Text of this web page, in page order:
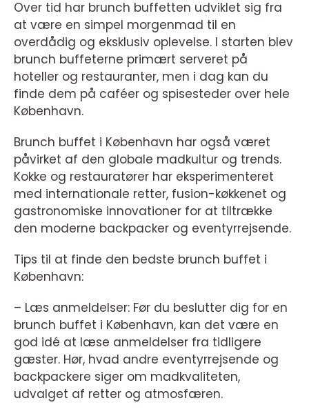
Over tid har brunch buffetten udviklet sig fra
at være en simpel morgenmad til en
overdådig og eksklusiv oplevelse. I starten blev
brunch buffeterne primært serveret på
hoteller og restauranter, men i dag kan du
finde dem på caféer og spisesteder over hele
København.
Brunch buffet i København har også været
påvirket af den globale madkultur og trends.
Kokke og restauratører har eksperimenteret
med internationale retter, fusion-køkkenet og
gastronomiske innovationer for at tiltrække
den moderne backpacker og eventyrrejsende.
Tips til at finde den bedste brunch buffet i
København:
– Læs anmeldelser: Før du beslutter dig for en
brunch buffet i København, kan det være en
god idé at læse anmeldelser fra tidligere
gæster. Hør, hvad andre eventyrrejsende og
backpackere siger om madkvaliteten,
udvalget af retter og atmosfæren.